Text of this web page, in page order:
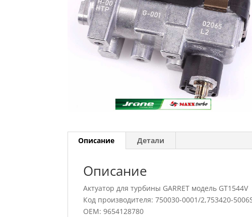
Описание Детали
Описание
Актуатор для турбины GARRET модель GT1544V
Код производителя: 750030-0001/2,753420-
OEM: 9654128780